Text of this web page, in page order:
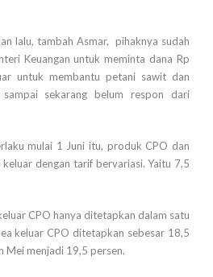
lalu, tambah Asmar, pihaknya sudah
Keuangan untuk meminta dana Rp
untuk membantu petani sawit dan
sekarang belum respon dari
mulai 1 Juni itu, produk CPO dan
dengan tarif bervariasi. Yaitu 7,5
CPO hanya ditetapkan dalam satu
keluar CPO ditetapkan sebesar 18,5
Mei menjadi 19,5 persen.